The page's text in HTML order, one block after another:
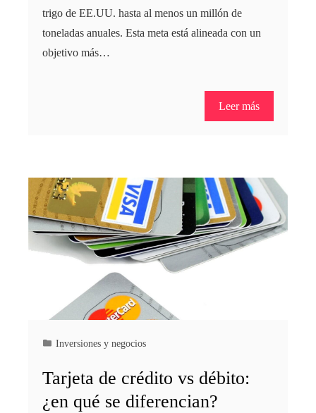
trigo de EE.UU. hasta al menos un millón de
toneladas anuales. Esta meta está alineada con un
objetivo más…
Leer más
Inversiones y negocios
Tarjeta de crédito vs débito:
¿en qué se diferencian?